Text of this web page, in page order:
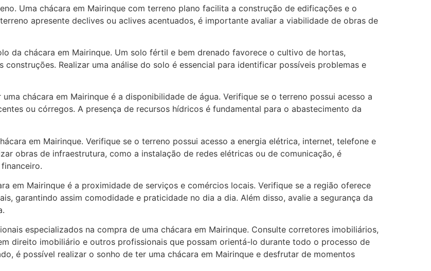
Uma chácara em Mairinque com terreno plano facilita a construção de edificações e o
apresente declives ou aclives acentuados, é importante avaliar a viabilidade de obras de
da chácara em Mairinque. Um solo fértil e bem drenado favorece o cultivo de hortas,
Realizar uma análise do solo é essencial para identificar possíveis problemas e
chácara em Mairinque é a disponibilidade de água. Verifique se o terreno possui acesso a
ou córregos. A presença de recursos hídricos é fundamental para o abastecimento da
em Mairinque. Verifique se o terreno possui acesso a energia elétrica, internet, telefone e
obras de infraestrutura, como a instalação de redes elétricas ou de comunicação, é
em Mairinque é a proximidade de serviços e comércios locais. Verifique se a região oferece
garantindo assim comodidade e praticidade no dia a dia. Além disso, avalie a segurança da
especializados na compra de uma chácara em Mairinque. Consulte corretores imobiliários,
direito imobiliário e outros profissionais que possam orientá-lo durante todo o processo de
é possível realizar o sonho de ter uma chácara em Mairinque e desfrutar de momentos